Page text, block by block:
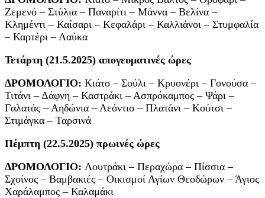
Ζεμενό – Στύλια – Παναρίτι – Μάννα – Βελίνα –
Κλημέντι – Καίσαρι – Κεφαλάρι – Καλλιάνοι – Στυμφαλία
– Καρτέρι – Λαύκα
Τετάρτη (21.5.2025) απογευματινές ώρες
ΔΡΟΜΟΛΟΓΙΟ: Κιάτο – Σούλι – Κρυονέρι – Γονούσα –
Τιτάνι – Δάφνη – Καστράκι – Ασπρόκαμπος – Ψάρι –
Γαλατάς – Αηδώνια – Λεόντιο – Πλατάνι – Κούτσι –
Στιμάγκα – Ταρσινά
Πέμπτη (22.5.2025) πρωινές ώρες
ΔΡΟΜΟΛΟΓΙΟ: Λουτράκι – Περαχώρα – Πίσσια –
Σχοίνος – Βαμβακιές – Οικισμοί Αγίων Θεοδώρων – Άγιος
Χαράλαμπος – Καλαμάκι